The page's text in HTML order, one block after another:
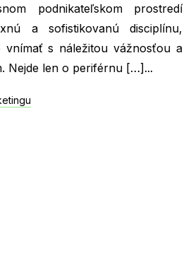
podnikateľskom prostredí
a sofistikovanú disciplínu,
vnímať s náležitou vážnosťou a
Nejde len o periférnu […]...